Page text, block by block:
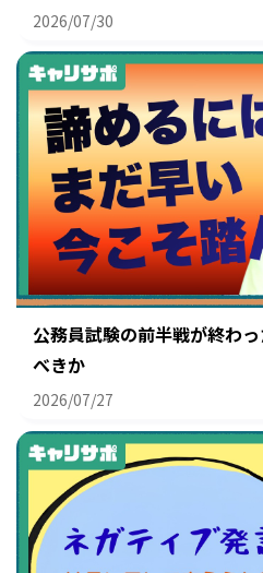
2026/07/30
公務員試験の前半戦が終わ
べきか
2026/07/27